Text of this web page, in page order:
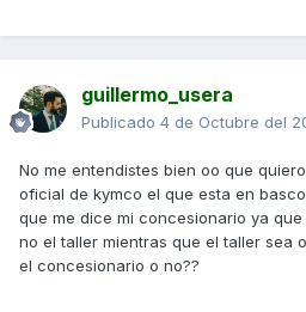
guillermo_usera
Publicado 4 de Octubre del
No me entendistes bien oo que
oficial de kymco el que esta en
que me dice mi concesionario ya
no el taller mientras que el taller sea
el concesionario o no??